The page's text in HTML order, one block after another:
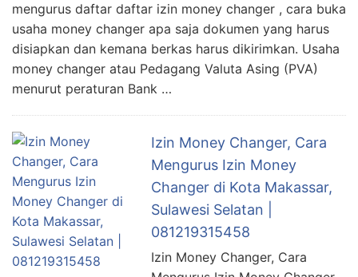
mengurus daftar daftar izin money changer , cara buka
usaha money changer apa saja dokumen yang harus
disiapkan dan kemana berkas harus dikirimkan. Usaha
money changer atau Pedagang Valuta Asing (PVA)
menurut peraturan Bank …
Izin Money Changer, Cara
Mengurus Izin Money
Changer di Kota Makassar,
Sulawesi Selatan |
081219315458
Izin Money Changer, Cara